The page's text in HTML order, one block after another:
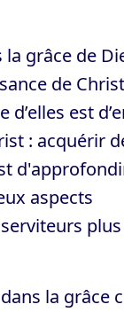
la grâce de
de
d’elles est
: acquérir
aspects
plus
la grâce